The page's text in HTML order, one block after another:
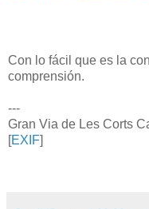
Con lo fácil que es la
comprensión.
---
Gran Via de Les Corts
[EXIF]